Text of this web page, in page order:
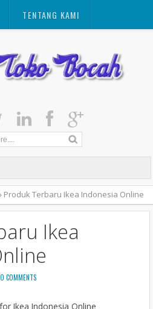
TENTANG KAMI
Produk Terbaru Ikea Indonesia Online
Ikea
COMMENTS